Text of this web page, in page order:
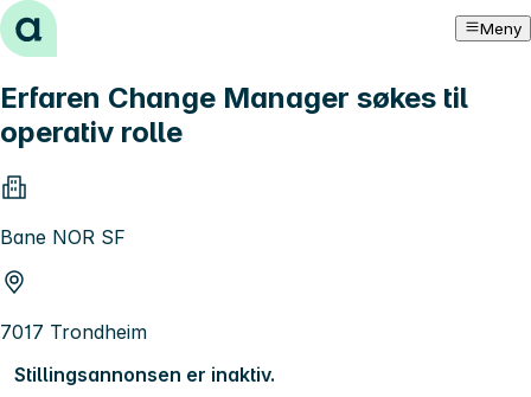
Hopp til innhold Meny
Erfaren Change Manager søkes til
operativ rolle
Bane NOR SF
7017 Trondheim
Stillingsannonsen er inaktiv.